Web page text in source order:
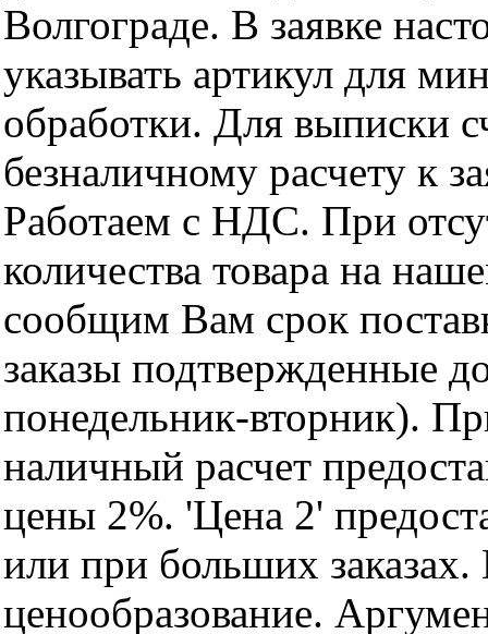
Волгограде. В заявке
указывать артикул для
обработки. Для выписки
безналичному расчету к
Работаем с НДС. При
количества товара на
сообщим Вам срок
заказы подтвержденные
понедельник-вторник).
наличный расчет
цены 2%. 'Цена 2'
или при больших
ценообразование.